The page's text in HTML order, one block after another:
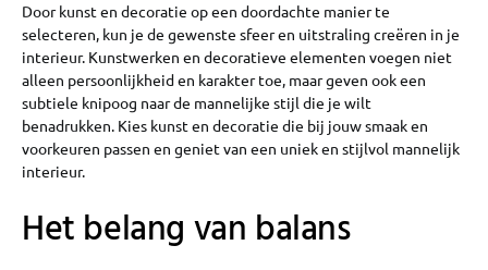
Door kunst en decoratie op een doordachte manier te
selecteren, kun je de gewenste sfeer en uitstraling creëren in je
interieur. Kunstwerken en decoratieve elementen voegen niet
alleen persoonlijkheid en karakter toe, maar geven ook een
subtiele knipoog naar de mannelijke stijl die je wilt
benadrukken. Kies kunst en decoratie die bij jouw smaak en
voorkeuren passen en geniet van een uniek en stijlvol mannelijk
interieur.
Het belang van balans